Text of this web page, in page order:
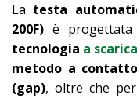
La testa
200F) è
tecnologia a
metodo a contatto
(gap), oltre che